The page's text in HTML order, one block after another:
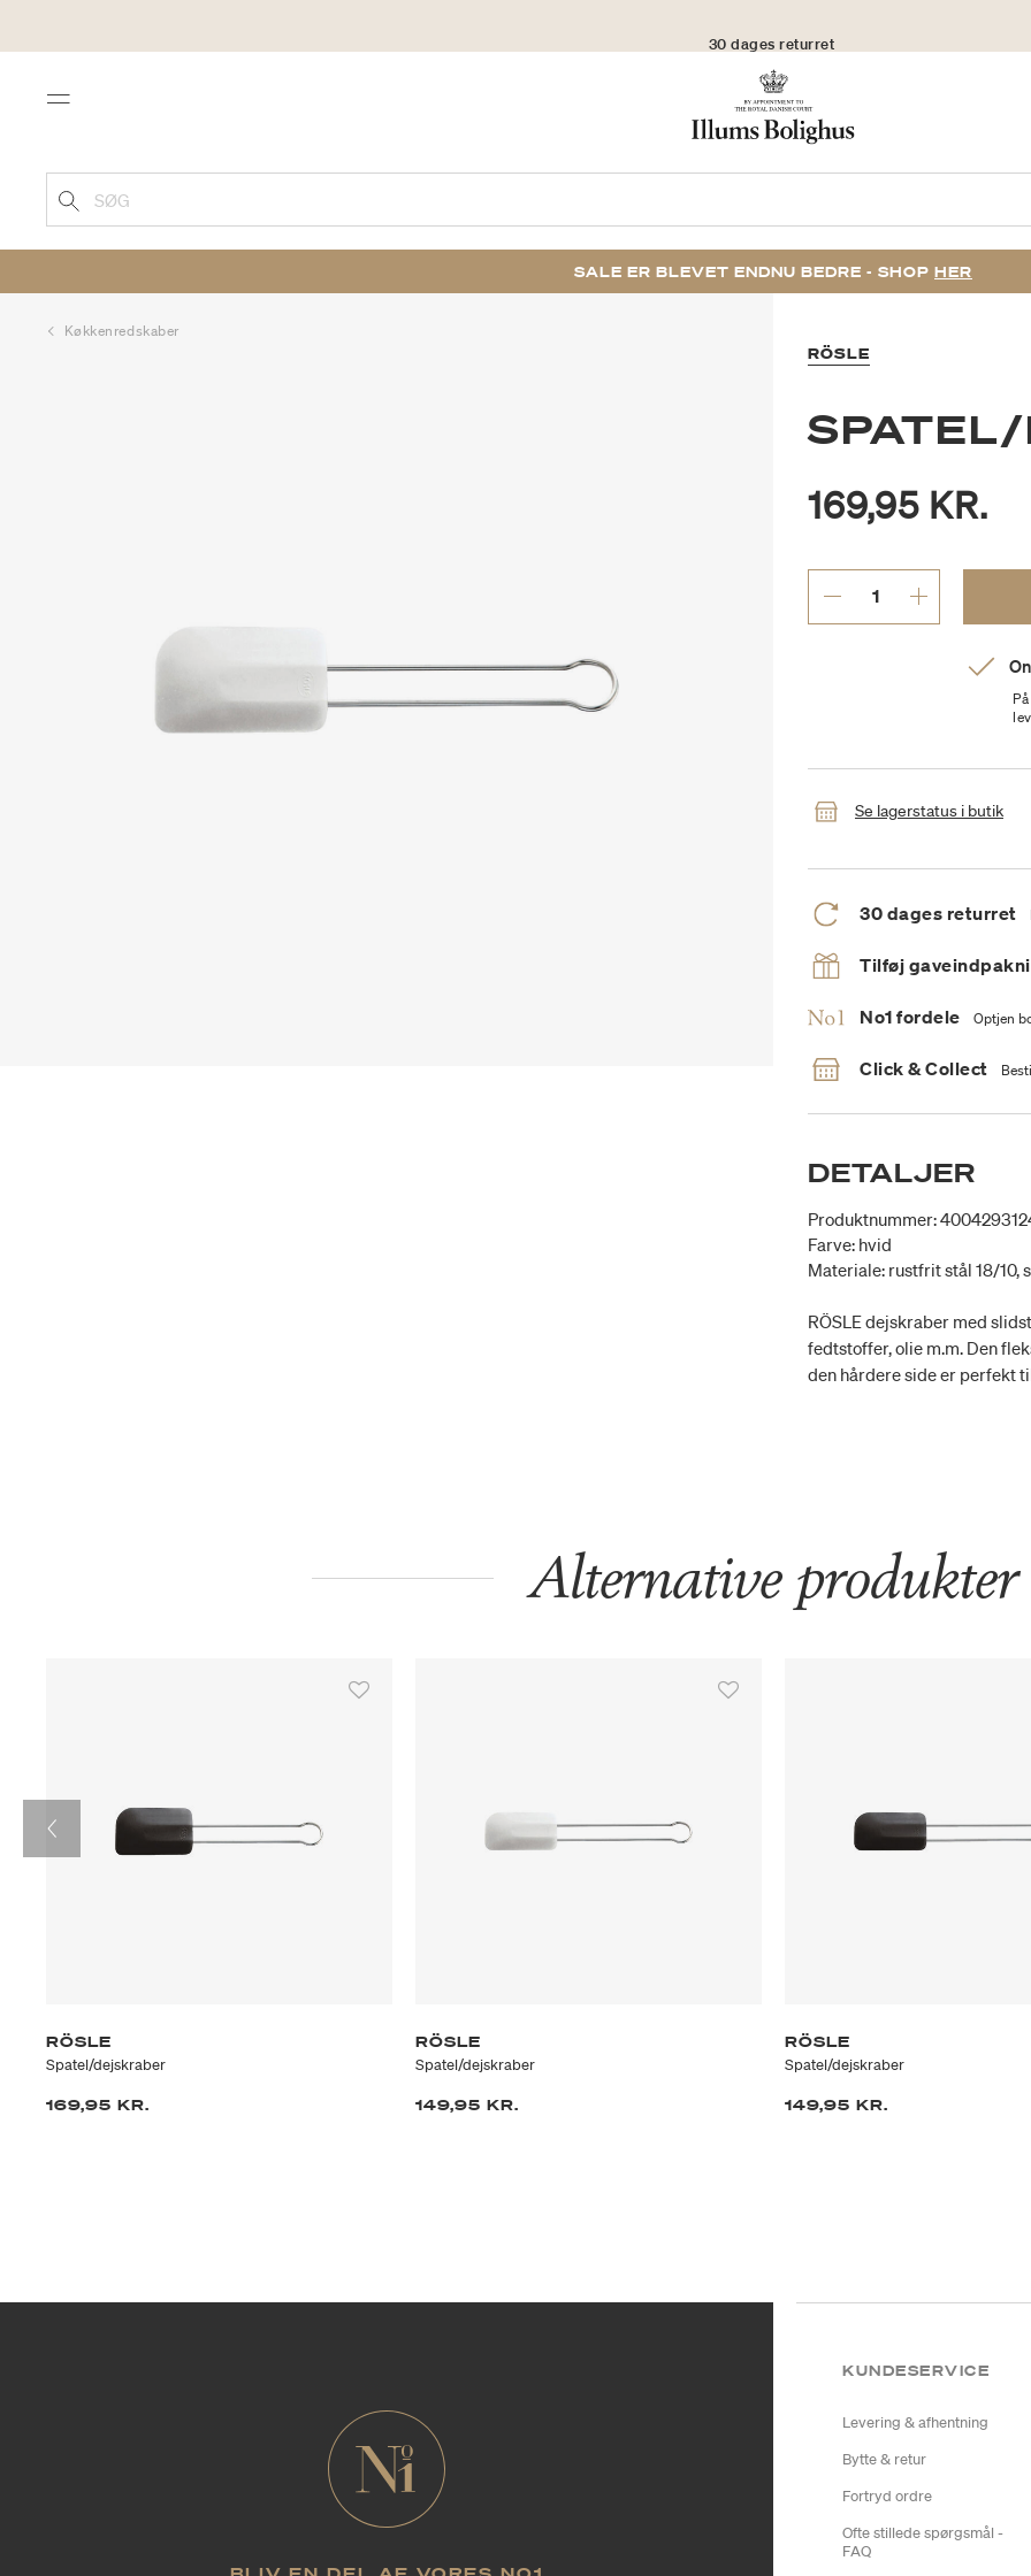
Menu
SØG
SALE ER BLEVET ENDNU BEDRE - SHOP HER
Køkkenredskaber
RÖSLE
169,95 KR.
Se lagerstatus i butik
30 dages returret
Tilføj
No1 fordele Optjen
Click & Collect
DETALJER
Produktnummer:
Farve: hvid
Materiale: rustfrit stål 18/10,
RÖSLE dejskraber med
fedtstoffer, olie m.m. Den
den hårdere side er perfekt
Alternative produkter
RÖSLE
Spatel/dejskraber
169,95 KR.
RÖSLE
Spatel/dejskraber
149,95 KR.
RÖSLE
Spatel/dejskraber
149,95 KR.
KUNDESERVICE
Levering & afhentning
Bytte & retur
Fortryd ordre
Ofte stillede spørgsmål -
FAQ